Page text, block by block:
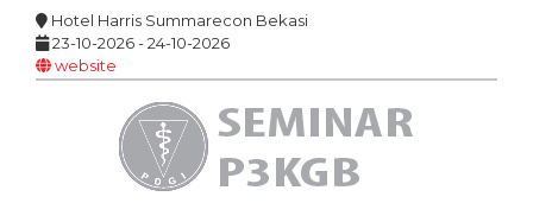
Hotel Harris Summarecon Bekasi
23-10-2026 - 24-10-2026
website